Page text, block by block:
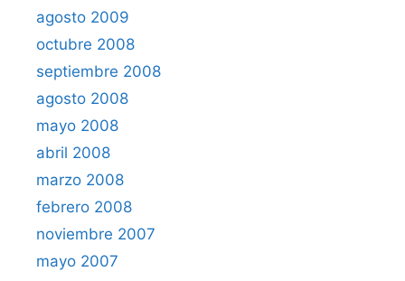
agosto 2009
octubre 2008
septiembre 2008
agosto 2008
mayo 2008
abril 2008
marzo 2008
febrero 2008
noviembre 2007
mayo 2007